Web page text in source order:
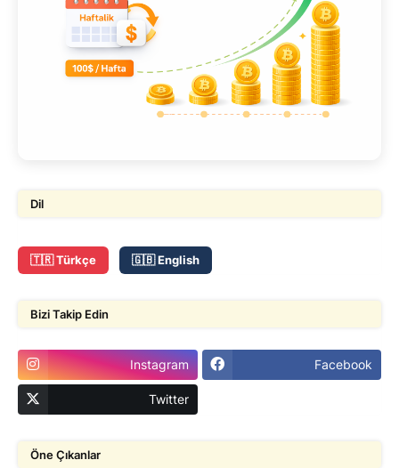
Dil
🇹🇷 Türkçe 🇬🇧 English
Bizi Takip Edin
Instagram Facebook
Twitter
Öne Çıkanlar